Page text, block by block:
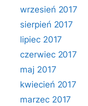
wrzesień 2017
sierpień 2017
lipiec 2017
czerwiec 2017
maj 2017
kwiecień 2017
marzec 2017